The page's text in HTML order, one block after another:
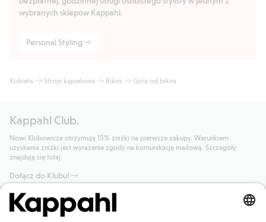
wybranych sklepów Kappahl.
Personal Styling
Kobieta Stroje kąpielowe Bikini Góra od bikini
Kappahl Club.
Nowi Klubowicze otrzymują 15% zniżki na pierwsze zakupy. Warunkiem
uzyskania zniżki jest wyrażenie zgody na komunikację mailową. Szczegóły
znajdują się tutaj.
Dołącz do Klubu!